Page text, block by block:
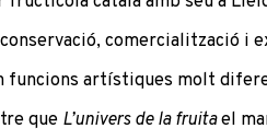
comercialització i
funcions artístiques molt
que L’univers de la fruitael